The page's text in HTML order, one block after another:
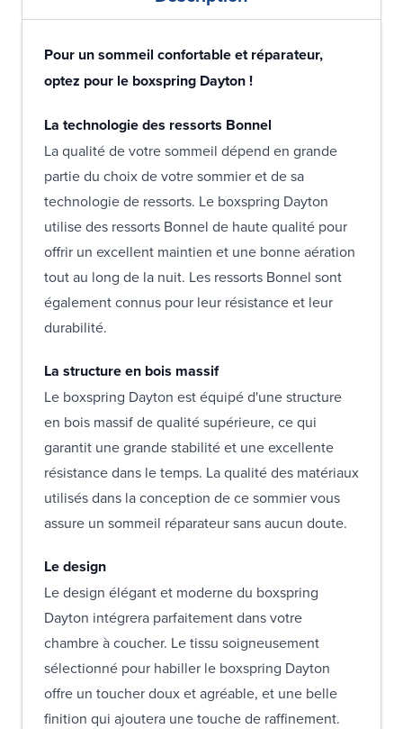
Pour un sommeil confortable et réparateur,
optez pour le boxspring Dayton !
La technologie des ressorts Bonnel
La qualité de votre sommeil dépend en grande
partie du choix de votre sommier et de sa
technologie de ressorts. Le boxspring Dayton
utilise des ressorts Bonnel de haute qualité pour
offrir un excellent maintien et une bonne aération
tout au long de la nuit. Les ressorts Bonnel sont
également connus pour leur résistance et leur
durabilité.
La structure en bois massif
Le boxspring Dayton est équipé d'une structure
en bois massif de qualité supérieure, ce qui
garantit une grande stabilité et une excellente
résistance dans le temps. La qualité des matériaux
utilisés dans la conception de ce sommier vous
assure un sommeil réparateur sans aucun doute.
Le design
Le design élégant et moderne du boxspring
Dayton intégrera parfaitement dans votre
chambre à coucher. Le tissu soigneusement
sélectionné pour habiller le boxspring Dayton
offre un toucher doux et agréable, et une belle
finition qui ajoutera une touche de raffinement.